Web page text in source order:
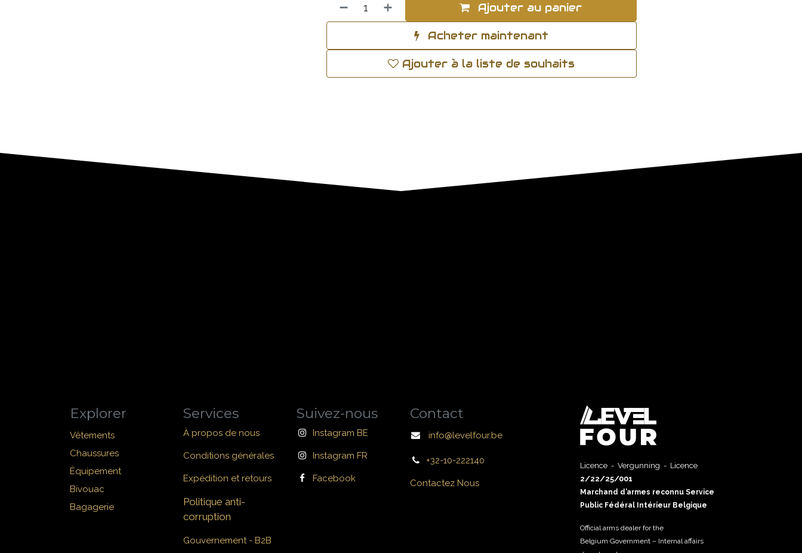
Ajouter au panier
Acheter maintenant
Ajouter à la liste de souhaits
Explorer
Vêtements
Chaussures
Équipement
Bivouac
Bagagerie
Services
À propos de nous
Conditions générales
Expédition et retours
Politique anti-
corruption
Gouvernement - B2B
Suivez-nous
Instagram BE
Instagram FR
Facebook
Contact
info@levelfour.be
+32-10-222140
Contactez Nous
Licence - Vergunning - Licence
2/22/25/001
Marchand d’armes reconnu Service
Public Fédéral Intérieur Belgique
Official arms dealer for the
Belgium Government – Internal affairs